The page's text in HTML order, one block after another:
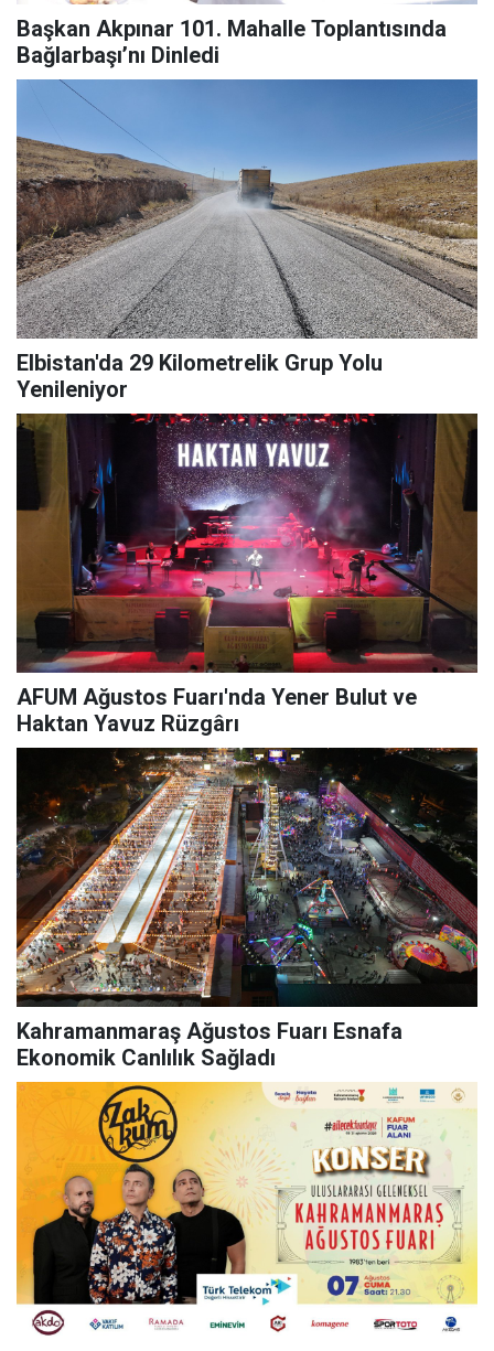
Başkan Akpınar 101. Mahalle Toplantısında
Bağlarbaşı’nı Dinledi
Elbistan'da 29 Kilometrelik Grup Yolu
Yenileniyor
AFUM Ağustos Fuarı'nda Yener Bulut ve
Haktan Yavuz Rüzgârı
Kahramanmaraş Ağustos Fuarı Esnafa
Ekonomik Canlılık Sağladı